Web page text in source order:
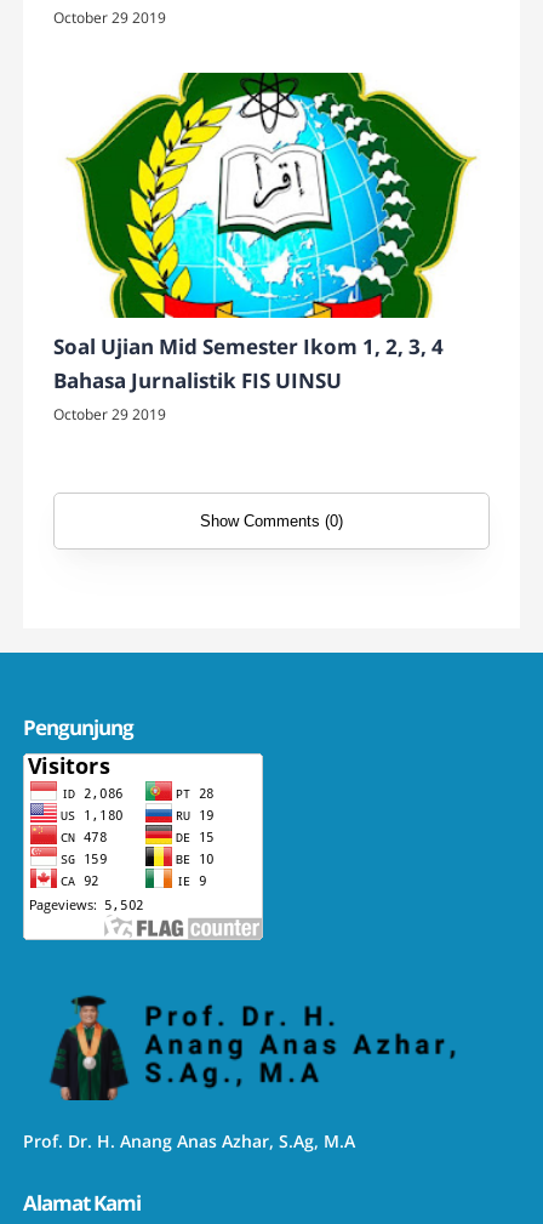
October 29 2019
Soal Ujian Mid Semester Ikom 1, 2, 3, 4
Bahasa Jurnalistik FIS UINSU
October 29 2019
Show Comments (0)
Pengunjung
Prof. Dr. H. Anang Anas Azhar, S.Ag, M.A
Alamat Kami